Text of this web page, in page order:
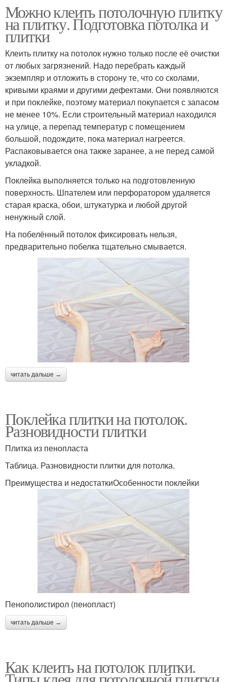
Можно клеить потолочную плитку
на плитку. Подготовка потолка и
плитки
Клеить плитку на потолок нужно только после её очистки
от любых загрязнений. Надо перебрать каждый
экземпляр и отложить в сторону те, что со сколами,
кривыми краями и другими дефектами. Они появляются
и при поклейке, поэтому материал покупается с запасом
не менее 10%. Если строительный материал находился
на улице, а перепад температур с помещением
большой, подождите, пока материал нагреется.
Распаковывается она также заранее, а не перед самой
укладкой.
Поклейка выполняется только на подготовленную
поверхность. Шпателем или перфоратором удаляется
старая краска, обои, штукатурка и любой другой
ненужный слой.
На побелённый потолок фиксировать нельзя,
предварительно побелка тщательно смывается.
читать дальше →
Поклейка плитки на потолок.
Разновидности плитки
Плитка из пенопласта
Таблица. Разновидности плитки для потолка.
Преимущества и недостаткиОсобенности поклейки
Пенополистирол (пенопласт)
читать дальше →
Как клеить на потолок плитки.